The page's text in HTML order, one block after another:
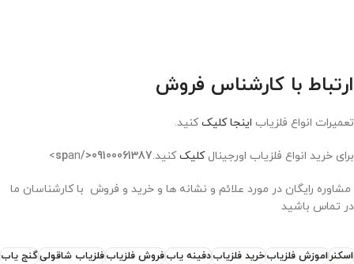
ارتباط با کارشناس فروش
تعمیرات انواع فلزیاب اینجا کلیککنید.
برای خرید انواع فلزیاب اورجینالکلیککنید.09100061387</sp
an>
مشاوره رایگان در مورد علائم و نشانه ها و خرید و فروش با کارشناسان ما
در تماس باشید
اسکنراموزش فلزیابخرید فلزیابدفینه یابفروش فلزیابفلزیاب شاقولیگنج یاب